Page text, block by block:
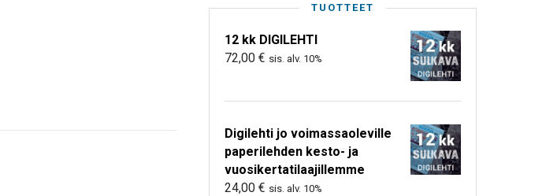
TUOTTEET
12 kk DIGILEHTI
72,00 € sis. alv. 10%
Digilehti jo voimassaoleville
paperilehden kesto- ja
vuosikertatilaajillemme
24,00 € sis. alv. 10%